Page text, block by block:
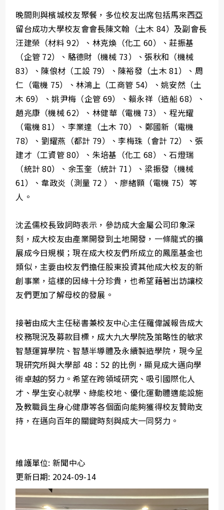
晚間則與檳城校友聚餐，多位校友出席包括馬來西亞
留台成功大學校友會會長陳文翰（土木 84）及副會長
汪建榮（材料 92）、林克煥（化工 60）、莊振基
（企管 72）、駱德財（機械 73）、張秋和（機械
83）、陳俍材（工設 79）、陳裕發（土木 81）、周
仁（電機 75）、林鴻上（工商管 54）、姚安然（土
木 69）、⁠姚尹梅（企管 69）、賴永祥（造船 68）、
趙兆康（機械 62）、⁠林健華（電機 73）、程光耀
（電機 81）、李業達（土木 70）、⁠鄭國新（電機
78）、⁠劉耀燕（都計 79）、李梅珠（會計 72）、張
建才（工資管 80）、朱培基（化工 68）、石燈瑞
（統計 80）、余玉奎（統計 71）、梁振發（機械
61）、韋政炎（測量 72 ）、廖緒顥（電機 75）等
人。
沈孟儒校長致詞時表示，參訪成大金屬公司印象深
刻，成大校友由產業開發到土地開發，一條龍式的擴
展成今日規模；現在成大校友們所成立的鳳凰基金也
類似，主要由校友們擔任股東投資其他成大校友的新
創事業，這樣的因緣十分珍貴，也希望藉著出訪讓校
友們更加了解母校的發展。
接著由成大主任秘書兼校友中心主任羅偉誠報告成大
校務現況及募款目標，成大九大學院及策略性的敏求
智慧運算學院、智慧半導體及永續製造學院，現今呈
現研究所與大學部 48：52 的比例，顯見成大邁向學
術卓越的努力。希望在跨領域研究、吸引國際化人
才、學生安心就學、綠能校地、優化運動體適能設施
及教職員生身心健康等各個面向能夠獲得校友贊助支
持，在邁向百年的關鍵時刻與成大一同努力。
維護單位: 新聞中心
更新日期: 2024-09-14